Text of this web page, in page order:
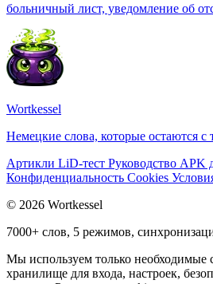
больничный лист, уведомление об
Wortkessel
Немецкие слова, которые остаются с
Артикли LiD-тест Руководство APK
Конфиденциальность Cookies
© 2026 Wortkessel
7000+ слов, 5 режимов,
Мы используем только необходимые
хранилище для входа, настроек,